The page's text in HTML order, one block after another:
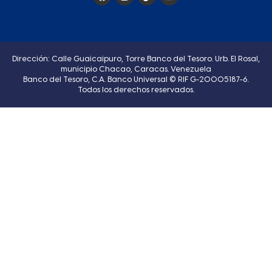
Dirección: Calle Guaicaipuro, Torre Banco del Tesoro. Urb. El Rosal,
municipio Chacao, Caracas. Venezuela
Banco del Tesoro, C.A. Banco Universal © RIF G-20005187-6.
Todos los derechos reservados.